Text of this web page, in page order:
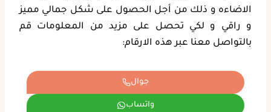
الاضاءه و ذلك من أجل الحصول على شكل جمالي مميز
و راقي و لكي تحصل على مزيد من المعلومات قم
بالتواصل معنا عبر هذه الارقام:
جوال
واتساب